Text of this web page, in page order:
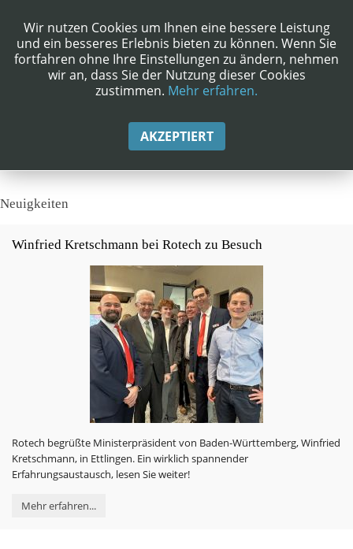
Neuigkeiten
Winfried Kretschmann bei Rotech zu Besuch
Rotech begrüßte Ministerpräsident von Baden-Württemberg, Winfried
Kretschmann, in Ettlingen. Ein wirklich spannender
Erfahrungsaustausch, lesen Sie weiter!
Mehr erfahren...
Wir nutzen Cookies um Ihnen eine bessere Leistung
und ein besseres Erlebnis bieten zu können. Wenn Sie
fortfahren ohne Ihre Einstellungen zu ändern, nehmen
wir an, dass Sie der Nutzung dieser Cookies
zustimmen. Mehr erfahren.
AKZEPTIERT